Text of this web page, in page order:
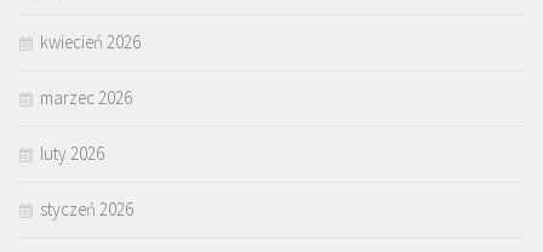
kwiecień 2026
marzec 2026
luty 2026
styczeń 2026